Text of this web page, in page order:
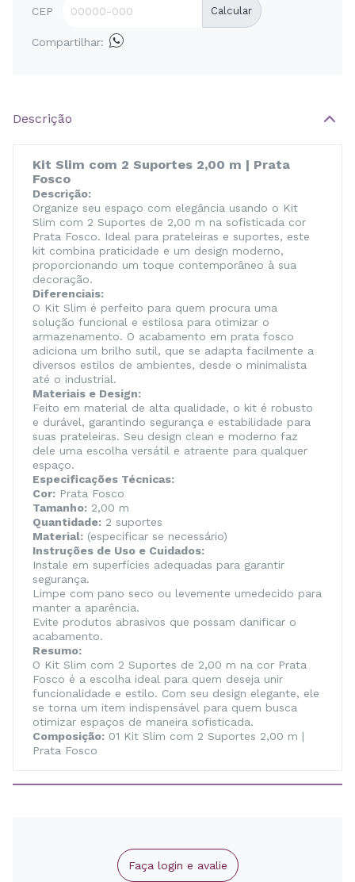
CEP Calcular
Compartilhar:
Descrição
Kit Slim com 2 Suportes 2,00 m | Prata
Fosco
Descrição:
Organize seu espaço com elegância usando o Kit
Slim com 2 Suportes de 2,00 m na sofisticada cor
Prata Fosco. Ideal para prateleiras e suportes, este
kit combina praticidade e um design moderno,
proporcionando um toque contemporâneo à sua
decoração.
Diferenciais:
O Kit Slim é perfeito para quem procura uma
solução funcional e estilosa para otimizar o
armazenamento. O acabamento em prata fosco
adiciona um brilho sutil, que se adapta facilmente a
diversos estilos de ambientes, desde o minimalista
até o industrial.
Materiais e Design:
Feito em material de alta qualidade, o kit é robusto
e durável, garantindo segurança e estabilidade para
suas prateleiras. Seu design clean e moderno faz
dele uma escolha versátil e atraente para qualquer
espaço.
Especificações Técnicas:
Cor: Prata Fosco
Tamanho: 2,00 m
Quantidade: 2 suportes
Material: (especificar se necessário)
Instruções de Uso e Cuidados:
Instale em superfícies adequadas para garantir
segurança.
Limpe com pano seco ou levemente umedecido para
manter a aparência.
Evite produtos abrasivos que possam danificar o
acabamento.
Resumo:
O Kit Slim com 2 Suportes de 2,00 m na cor Prata
Fosco é a escolha ideal para quem deseja unir
funcionalidade e estilo. Com seu design elegante, ele
se torna um item indispensável para quem busca
otimizar espaços de maneira sofisticada.
Composição: 01 Kit Slim com 2 Suportes 2,00 m |
Prata Fosco
Faça login e avalie